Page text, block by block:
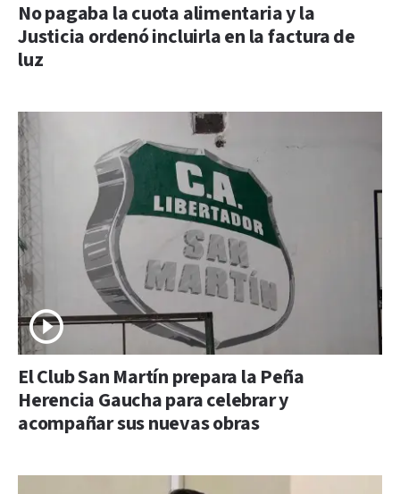
No pagaba la cuota alimentaria y la
Justicia ordenó incluirla en la factura de
luz
El Club San Martín prepara la Peña
Herencia Gaucha para celebrar y
acompañar sus nuevas obras